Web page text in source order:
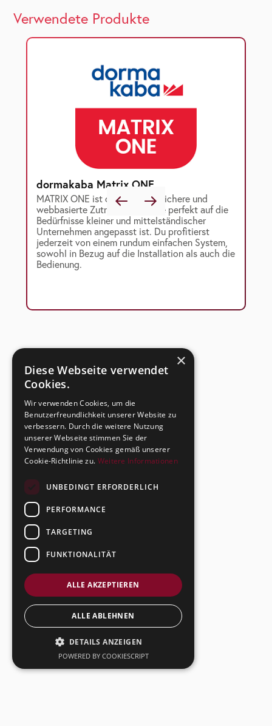
Verwendete Produkte
dormakaba Matrix ONE
MATRIX ONE ist die einfache, sichere und
webbasierte Zutrittslösung, die perfekt auf die
Bedürfnisse kleiner und mittelständischer
Unternehmen angepasst ist. Du profitierst
jederzeit von einem rundum einfachen System,
sowohl in Bezug auf die Installation als auch die
Bedienung.
×
Diese Webseite verwendet
Cookies.
Wir verwenden Cookies, um die
Benutzerfreundlichkeit unserer Website zu
verbessern. Durch die weitere Nutzung
unserer Webseite stimmen Sie der
Verwendung von Cookies gemäß unserer
Cookie-Richtlinie zu. Weitere Informationen
UNBEDINGT ERFORDERLICH
PERFORMANCE
TARGETING
FUNKTIONALITÄT
ALLE AKZEPTIEREN
ALLE ABLEHNEN
DETAILS ANZEIGEN
POWERED BY COOKIESCRIPT